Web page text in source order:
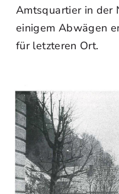
Amtsquartier in der
einigem Abwägen
für letzteren Ort.